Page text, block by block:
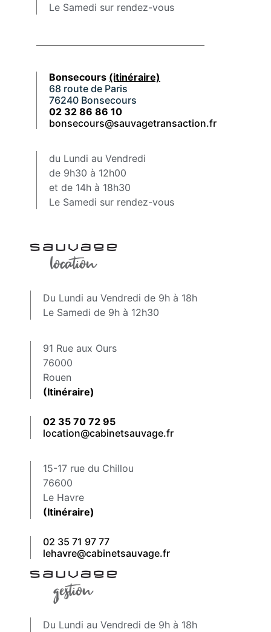
Le Samedi sur rendez-vous
Bonsecours (itinéraire)
68 route de Paris
76240 Bonsecours
02 32 86 86 10
bonsecours@sauvagetransaction.fr
du Lundi au Vendredi
de 9h30 à 12h00
et de 14h à 18h30
Le Samedi sur rendez-vous
Du Lundi au Vendredi de 9h à 18h
Le Samedi de 9h à 12h30
91 Rue aux Ours
76000
Rouen
(Itinéraire)
02 35 70 72 95
location@cabinetsauvage.fr
15-17 rue du Chillou
76600
Le Havre
(Itinéraire)
02 35 71 97 77
lehavre@cabinetsauvage.fr
Du Lundi au Vendredi de 9h à 18h